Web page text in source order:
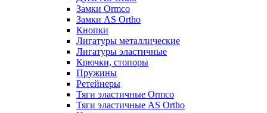
Замки Ormco
Замки AS Ortho
Кнопки
Лигатуры металлические
Лигатуры эластичные
Крючки, стопоры
Пружины
Ретейнеры
Тяги эластичные Ormco
Тяги эластичные AS Ortho